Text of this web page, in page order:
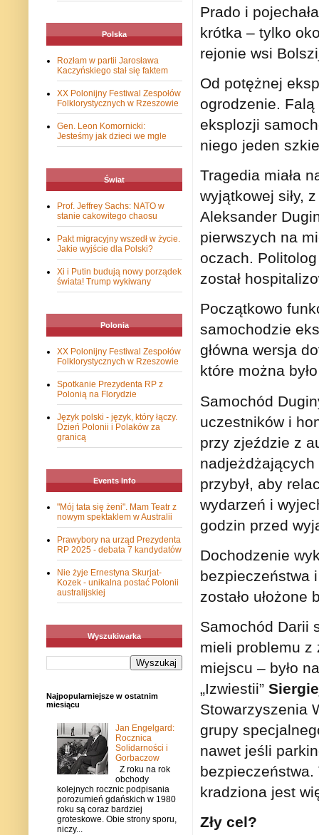
Prado i
krótka – tylko
rejonie wsi
Od potężnej
ogrodzenie. Falą
eksplozji
niego jeden
Tragedia miała
wyjątkowej siły,
Aleksander
pierwszych na
oczach.
został
Początkowo
samochodzie
główna wersja
które można
Samochód
uczestników i
przy zjeździe z
nadjeżdżających
przybył, aby
wydarzeń i
godzin przed
Dochodzenie
bezpieczeństwa
zostało
Samochód Darii
mieli problemu z
miejscu – było
„Izwiestii”
Stowarzyszenia
grupy
nawet jeśli
bezpieczeństwa.
kradziona jest
Zły cel?
Polska
Rozłam w partii Jarosława
Kaczyńskiego stał się faktem
XX Polonijny Festiwal Zespołów
Folklorystycznych w Rzeszowie
Gen. Leon Komornicki:
Jesteśmy jak dzieci we mgle
Świat
Prof. Jeffrey Sachs: NATO w
stanie cakowitego chaosu
Pakt migracyjny wszedł w życie.
Jakie wyjście dla Polski?
Xi i Putin budują nowy porządek
świata! Trump wykiwany
Polonia
XX Polonijny Festiwal Zespołów
Folklorystycznych w Rzeszowie
Spotkanie Prezydenta RP z
Polonią na Florydzie
Język polski - język, który łączy.
Dzień Polonii i Polaków za
granicą
Events Info
"Mój tata się żeni". Mam Teatr z
nowym spektaklem w Australii
Prawybory na urząd Prezydenta
RP 2025 - debata 7 kandydatów
Nie żyje Ernestyna Skurjat-
Kozek - unikalna postać Polonii
australijskiej
Wyszukiwarka
Najpopularniejsze w ostatnim
miesiącu
Jan Engelgard:
Rocznica
Solidarności i
Gorbaczow
Z roku na rok
obchody
kolejnych rocznic podpisania
porozumień gdańskich w 1980
roku są coraz bardziej
groteskowe. Obie strony sporu,
niczy...